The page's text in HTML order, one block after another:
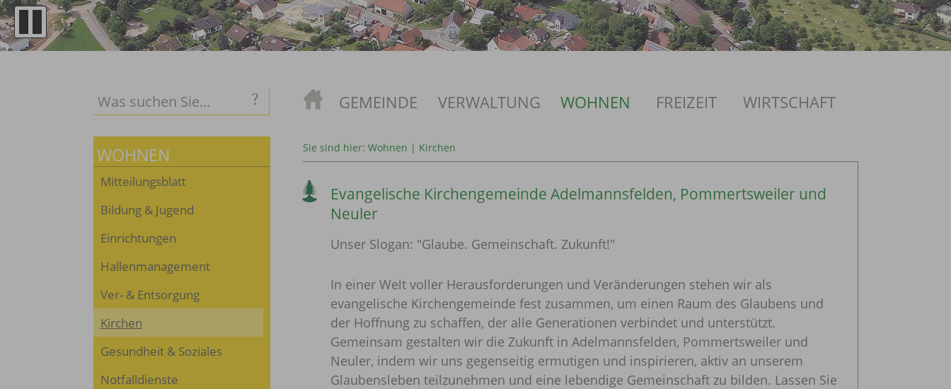
WOHNEN
Mitteilungsblatt
Bildung & Jugend
Einrichtungen
Hallenmanagement
Ver- & Entsorgung
Kirchen
Gesundheit & Soziales
Notfalldienste
GEMEINDE VERWALTUNG WOHNEN FREIZEIT WIRTSCHAFT
Sie sind hier: Wohnen | Kirchen
Evangelische Kirchengemeinde Adelmannsfelden, Pommertsweiler und
Neuler
Unser Slogan: "Glaube. Gemeinschaft. Zukunft!"
In einer Welt voller Herausforderungen und Veränderungen stehen wir als
evangelische Kirchengemeinde fest zusammen, um einen Raum des Glaubens und
der Hoffnung zu schaffen, der alle Generationen verbindet und unterstützt.
Gemeinsam gestalten wir die Zukunft in Adelmannsfelden, Pommertsweiler und
Neuler, indem wir uns gegenseitig ermutigen und inspirieren, aktiv an unserem
Glaubensleben teilzunehmen und eine lebendige Gemeinschaft zu bilden. Lassen Sie